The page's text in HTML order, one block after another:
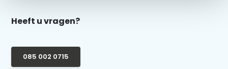
Heeft u vragen?
085 002 0715